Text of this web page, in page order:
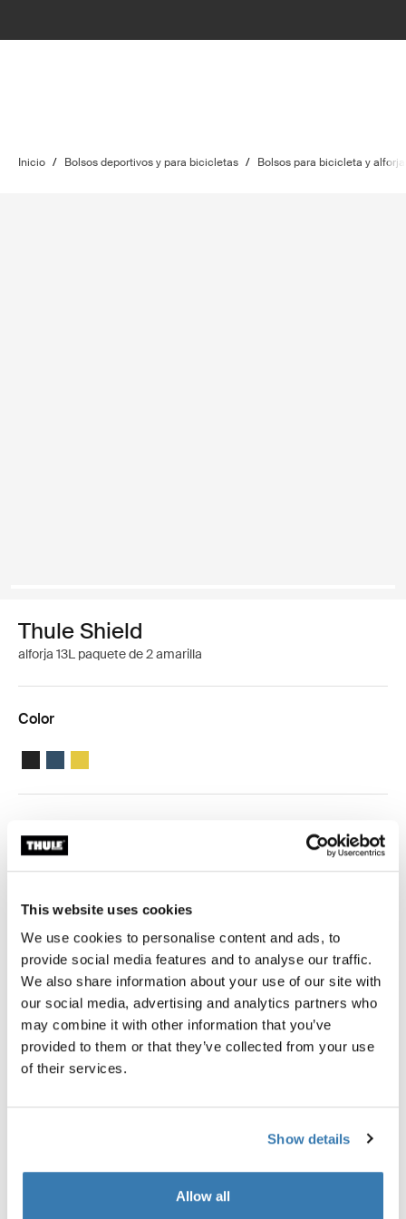
This website uses cookies
We use cookies to personalise content and ads, to
provide social media features and to analyse our traffic.
We also share information about your use of our site with
our social media, advertising and analytics partners who
may combine it with other information that you’ve
provided to them or that they’ve collected from your use
of their services.
Show details
Allow all
Inicio / Bolsos deportivos y para bicicletas / Bolsos para bicicleta y
Thule Shield
alforja 13L paquete de 2 amarilla
Color
Thule Shield pannier 13L Negro
Thule Shield pannier 13L Azul
Thule Shield pannier 13L Amarillo
Garantía Thule
Este conjunto de alforjas a prueba de agua para viajes
de aventura viene con un sistema de fijación fácil de
usar, lo cual lo hace perfecto para cualquier viaje en
bicicleta.
Todas las características